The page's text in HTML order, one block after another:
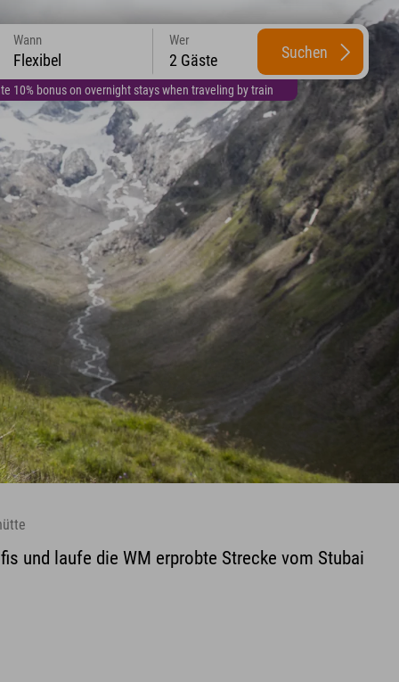
10% bonus on overnight stays when traveling by train
Wann
Flexibel
Wer
2 Gäste Suchen
und laufe die WM erprobte Strecke vom Stubai